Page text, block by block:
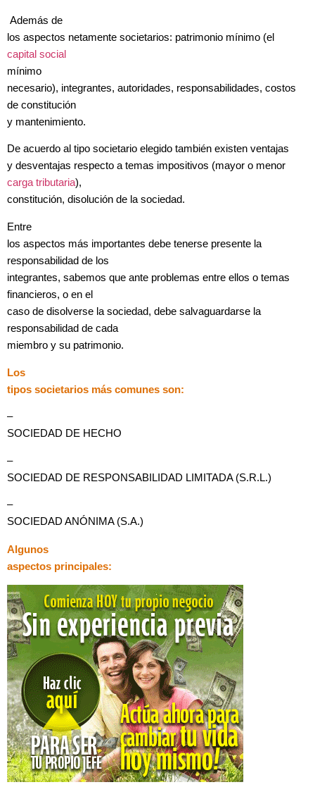
Además de
los aspectos netamente societarios: patrimonio mínimo (el
capital social
mínimo
necesario), integrantes, autoridades, responsabilidades, costos
de constitución
y mantenimiento.
De acuerdo al tipo societario elegido también existen ventajas
y desventajas respecto a temas impositivos (mayor o menor
carga tributaria),
constitución, disolución de la sociedad.
Entre
los aspectos más importantes debe tenerse presente la
responsabilidad de los
integrantes, sabemos que ante problemas entre ellos o temas
financieros, o en el
caso de disolverse la sociedad, debe salvaguardarse la
responsabilidad de cada
miembro y su patrimonio.
Los
tipos societarios más comunes son:
–
SOCIEDAD DE HECHO
–
SOCIEDAD DE RESPONSABILIDAD LIMITADA (S.R.L.)
–
SOCIEDAD ANÓNIMA (S.A.)
Algunos
aspectos principales: